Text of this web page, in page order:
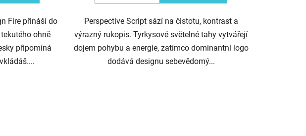
Fire přináší do
ohně
připomíná
Perspective Script sází na čistotu, kontrast a
výrazný rukopis. Tyrkysové světelné tahy vytvářejí
dojem pohybu a energie, zatímco dominantní logo
dodává designu sebevědomý...